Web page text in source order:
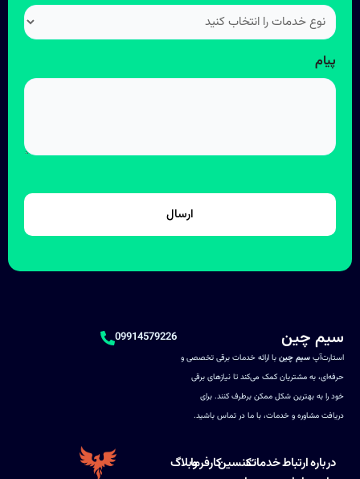
پیام
سیم چین
استارت‌آپ سیم چین با ارائه خدمات برقی تخصصی و
حرفه‌ای، به مشتریان کمک می‌کند تا نیازهای برقی
خود را به بهترین شکل ممکن برطرف کنند. برای
دریافت مشاوره و خدمات، با ما در تماس باشید.
09914579226
دربارهارتباطخدماتتکنسینکارفرماوبلاگ